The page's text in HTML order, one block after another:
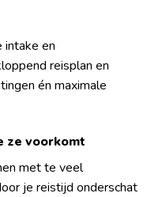
intake en
reisplan en
én maximale
ze voorkomt
met te veel
je reistijd onderschat